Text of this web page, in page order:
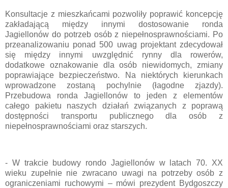
Konsultacje z mieszkańcami pozwoliły poprawić koncepcję
zakładającą między innymi dostosowanie ronda
Jagiellonów do potrzeb osób z niepełnosprawnościami. Po
przeanalizowaniu ponad 500 uwag projektant zdecydował
się między innymi uwzględnić rynny dla rowerów,
dodatkowe oznakowanie dla osób niewidomych, zmiany
poprawiające bezpieczeństwo. Na niektórych kierunkach
wprowadzone zostaną pochylnie (łagodne zjazdy).
Przebudowa ronda Jagiellonów to jeden z elementów
całego pakietu naszych działań związanych z poprawą
dostępności transportu publicznego dla osób z
niepełnosprawnościami oraz starszych.
- W trakcie budowy rondo Jagiellonów w latach 70. XX
wieku zupełnie nie zwracano uwagi na potrzeby osób z
ograniczeniami ruchowymi – mówi prezydent Bydgoszczy